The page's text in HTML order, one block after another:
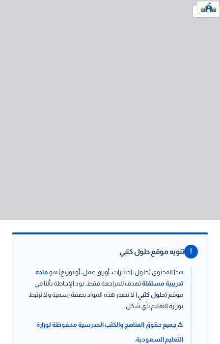
! تنويه موقع حلول كتبي
هذا المحتوى (حلول، اختبارات، أوراق عمل، أو توزيع) هو مادة
تدريبية مستقلةتهدف للمراجعة فقط. نود الإحاطة بأننا في
موقع (حلول كتبي) لا نصدر هذه المواد بصفة رسمية ولا نرتبط
بوزارة التعليم بأي شكل.
⚠️ جميع حقوق المناهج والكتب المدرسية محفوظة لوزارة
التعليم السعودية.